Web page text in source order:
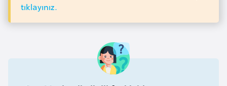
tıklayınız.
d